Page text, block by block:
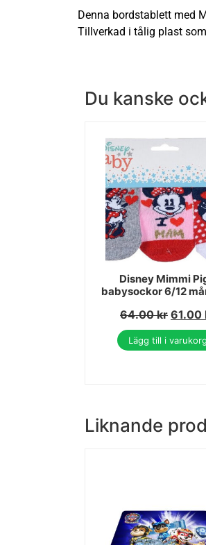
Denna bordstablett med
Tillverkad i tålig plast
Du kanske
Disney Mimmi
babysockor 6/12
64.00kr 61.00
Lägg till i varukorg
Liknande